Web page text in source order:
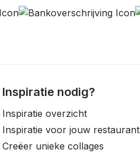
Inspiratie nodig?
Inspiratie overzicht
Inspiratie voor jouw restaurant
Creëer unieke collages